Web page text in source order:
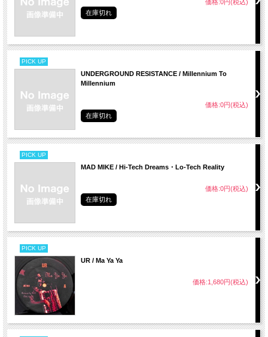
価格:0円(税込)
在庫切れ
PICK UP
UNDERGROUND RESISTANCE / Millennium To
Millennium
価格:0円(税込)
在庫切れ
PICK UP
MAD MIKE / Hi-Tech Dreams・Lo-Tech Reality
価格:0円(税込)
在庫切れ
PICK UP
UR / Ma Ya Ya
価格:1,680円(税込)